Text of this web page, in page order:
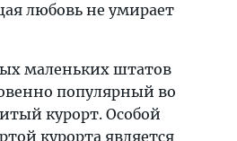
любовь не умирает
маленьких штатов
популярный во
курорт. Особой
курорта является